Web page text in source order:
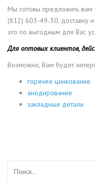
Мы готовы предложить вам
(812) 603-49-30, доставку
это по выгодным для Вас
Для оптовых клиентов,
Возможно, Вам будет
горячее цинкование
анодирование
закладные детали